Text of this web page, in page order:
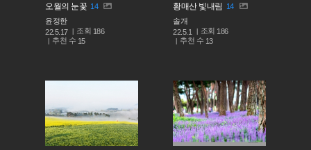
오월의 눈꽃 14
윤정한
22.5.17
조회 186
추천 수 15
황매산 빛내림 14
솔개
22.5.1
조회 186
추천 수 13